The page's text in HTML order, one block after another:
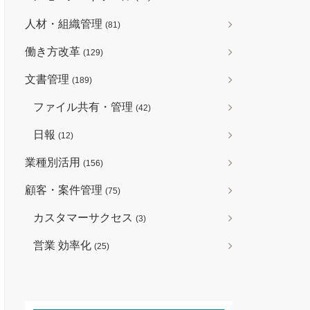
人材・組織管理 (81)
働き方改革 (129)
文書管理 (189)
ファイル共有・管理 (42)
日報 (12)
業種別活用 (156)
顧客・案件管理 (75)
カスタマーサクセス (3)
営業 効率化 (25)